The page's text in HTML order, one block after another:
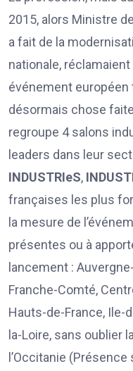
2015, alors Ministre
a fait de la
nationale, réclamaient
événement européen
désormais chose faite
regroupe 4 salons
leaders dans leur
INDUSTRIeS,
françaises les plus
la mesure de
présentes ou à
lancement :
Franche-Comté,
Hauts-de-France, Ile-
la-Loire, sans oublier
l’Occitanie (Présence